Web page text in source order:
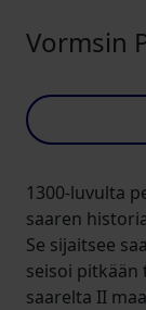
Vormsin
1300-luvulta
saaren
Se sijaitsee
seisoi
saarelta II